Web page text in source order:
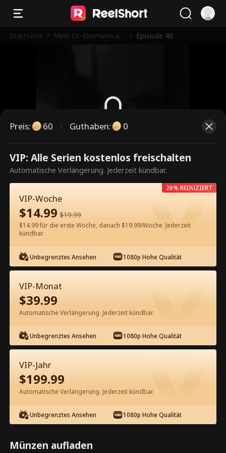
Startseite / Mein Ex-Ehemann als
/ Episode 48
Dies ist eine kostenpflichtige
Episode. Bitte entsperren, um
weiterzusehen.
60Jetzt entsperren
Kostenlos in der App ansehen
Episode 48 - Mein Ex-Ehemann als
Feuerwehrmann brennt in Reue
Kompletter Film
1-50 51-56
46 47 48 49
Preis: 60 Guthaben: 0
VIP: Alle Serien kostenlos freischalten
Automatische Verlängerung. Jederzeit kündbar.
VIP-Woche
$14.99 $19.99
$14.99 für die erste Woche, danach $19.99/Woche. Jederzeit
kündbar.
Unbegrenztes Ansehen 1080p Hohe Qualität
26% REDUZIERT
VIP-Monat
$39.99
Automatische Verlängerung. Jederzeit kündbar.
Unbegrenztes Ansehen 1080p Hohe Qualität
VIP-Jahr
$199.99
Automatische Verlängerung. Jederzeit kündbar.
Unbegrenztes Ansehen 1080p Hohe Qualität
Münzen aufladen